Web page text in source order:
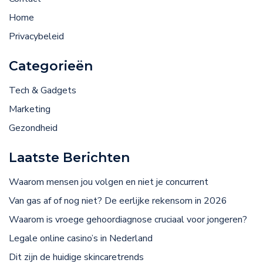
Home
Privacybeleid
Categorieën
Tech & Gadgets
Marketing
Gezondheid
Laatste Berichten
Waarom mensen jou volgen en niet je concurrent
Van gas af of nog niet? De eerlijke rekensom in 2026
Waarom is vroege gehoordiagnose cruciaal voor jongeren?
Legale online casino’s in Nederland
Dit zijn de huidige skincaretrends